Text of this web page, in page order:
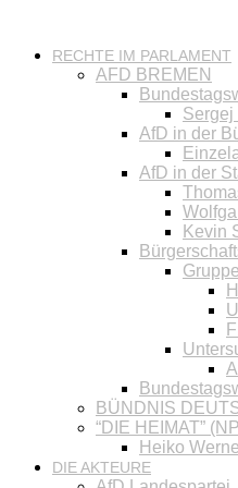
RECHTE IM PARLAMENT
AFD BREMEN
Sergej
AfD in der
AfD in der
Kevin
BÜNDNIS
“DIE HEIMAT”
Heiko
DIE AKTEURE